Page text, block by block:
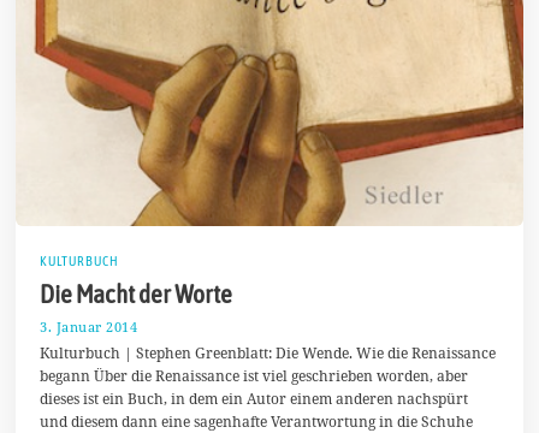
KULTURBUCH
Die Macht der Worte
3. Januar 2014
1
.
J
a
n
Kulturbuch | Stephen Greenblatt: Die Wende. Wie die Renaissance
begann Über die Renaissance ist viel geschrieben worden, aber
dieses ist ein Buch, in dem ein Autor einem anderen nachspürt
und diesem dann eine sagenhafte Verantwortung in die Schuhe